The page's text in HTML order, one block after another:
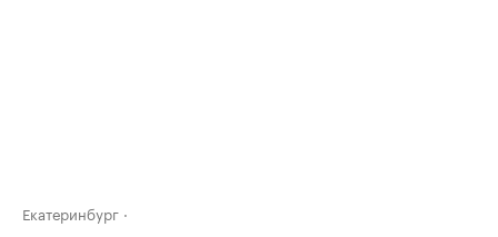
Екатеринбург